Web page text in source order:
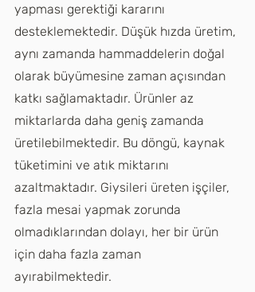
yapması gerektiği kararını
desteklemektedir. Düşük hızda üretim,
aynı zamanda hammaddelerin doğal
olarak büyümesine zaman açısından
katkı sağlamaktadır. Ürünler az
miktarlarda daha geniş zamanda
üretilebilmektedir. Bu döngü, kaynak
tüketimini ve atık miktarını
azaltmaktadır. Giysileri üreten işçiler,
fazla mesai yapmak zorunda
olmadıklarından dolayı, her bir ürün
için daha fazla zaman
ayırabilmektedir.